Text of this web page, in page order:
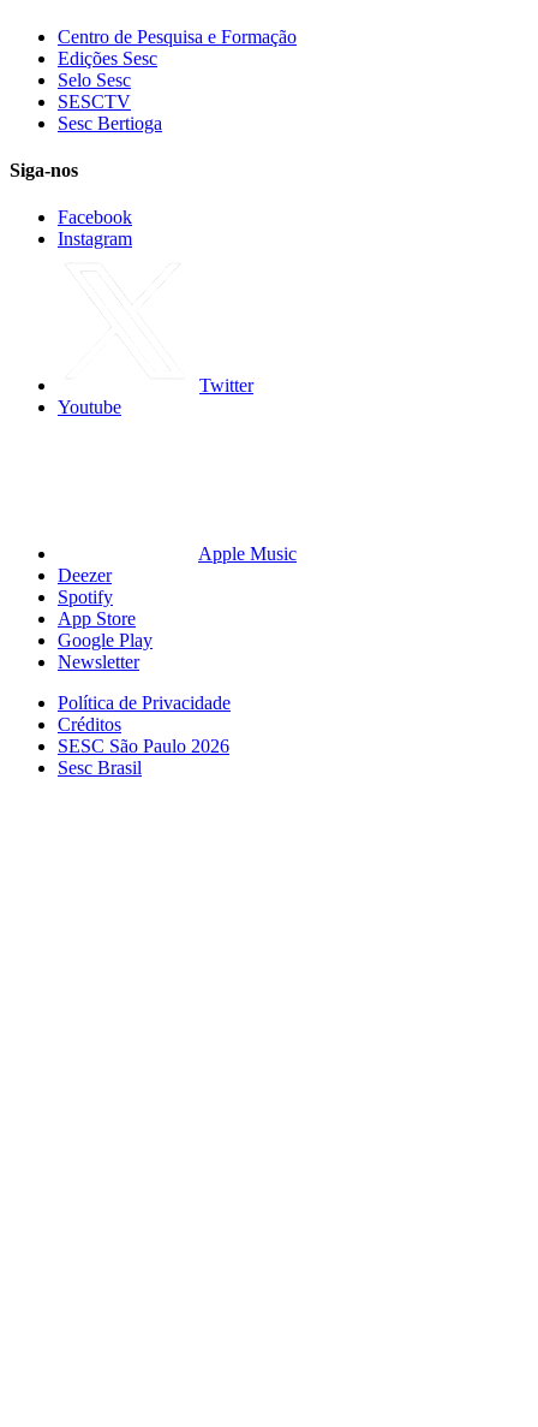
Centro de Pesquisa e Formação
Edições Sesc
Selo Sesc
SESCTV
Sesc Bertioga
Siga-nos
Facebook
Instagram
Twitter
Youtube
Apple Music
Deezer
Spotify
App Store
Google Play
Newsletter
Política de Privacidade
Créditos
SESC São Paulo 2026
Sesc Brasil